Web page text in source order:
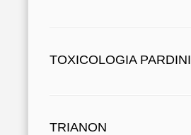
TOXICOLOGIA PARDINI
TRIANON